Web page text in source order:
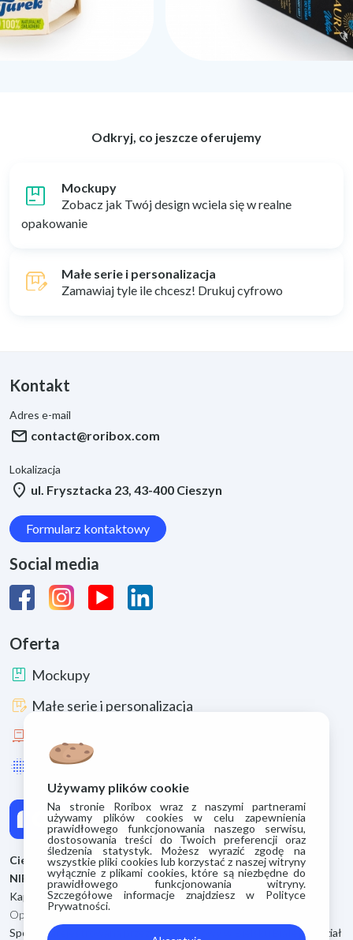
Odkryj, co jeszcze oferujemy
package
Mockupy
Zobacz jak Twój design wciela się w realne
opakowanie
box_edit
Małe serie i personalizacja
Zamawiaj tyle ile chcesz! Drukuj cyfrowo
Cieszyńskie Zakłady Kartoniarskie S.A.
NIP: 5480075962
Kapitał zakładowy 500.400 zł
Opłacony kapitał zakładowy 500.400 zł
Spółka zarejestrowana przez Sąd Rejonowy w Bielsku Białej Wydział
Oferta
package Mockupy
box_edit Małe serie i personalizacja
pallet
lens_blur Uszlachetnienia i materiały
Kontakt
Adres e-mail
mail contact@roribox.com
Lokalizacja
location_on ul. Frysztacka 23, 43-400 Cieszyn
Formularz kontaktowy
Social media
Używamy plików cookie
Na stronie Roribox wraz z naszymi partnerami
używamy plików cookies w celu zapewnienia
prawidłowego funkcjonowania naszego serwisu,
dostosowania treści do Twoich preferencji oraz
śledzenia statystyk. Możesz wyrazić zgodę na
wszystkie pliki cookies lub korzystać z naszej witryny
wyłącznie z plikami cookies, które są niezbędne do
prawidłowego funkcjonowania witryny.
Szczegółowe informacje znajdziesz w Polityce
Prywatności.